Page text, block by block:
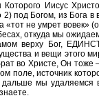
Иисус
под Богом, из Бога
«тот не умрет вовек»
откуда мы
верху Бог,
и вещи этого
во Христе, Он тоже
источник
мы удаляемся